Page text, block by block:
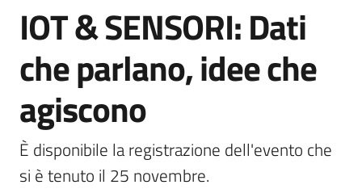
Progetti
Dati
del
territorio
Salta al contenuto
IOT & SENSORI: Dati
che parlano, idee che
agiscono
È disponibile la registrazione dell'evento che
si è tenuto il 25 novembre.